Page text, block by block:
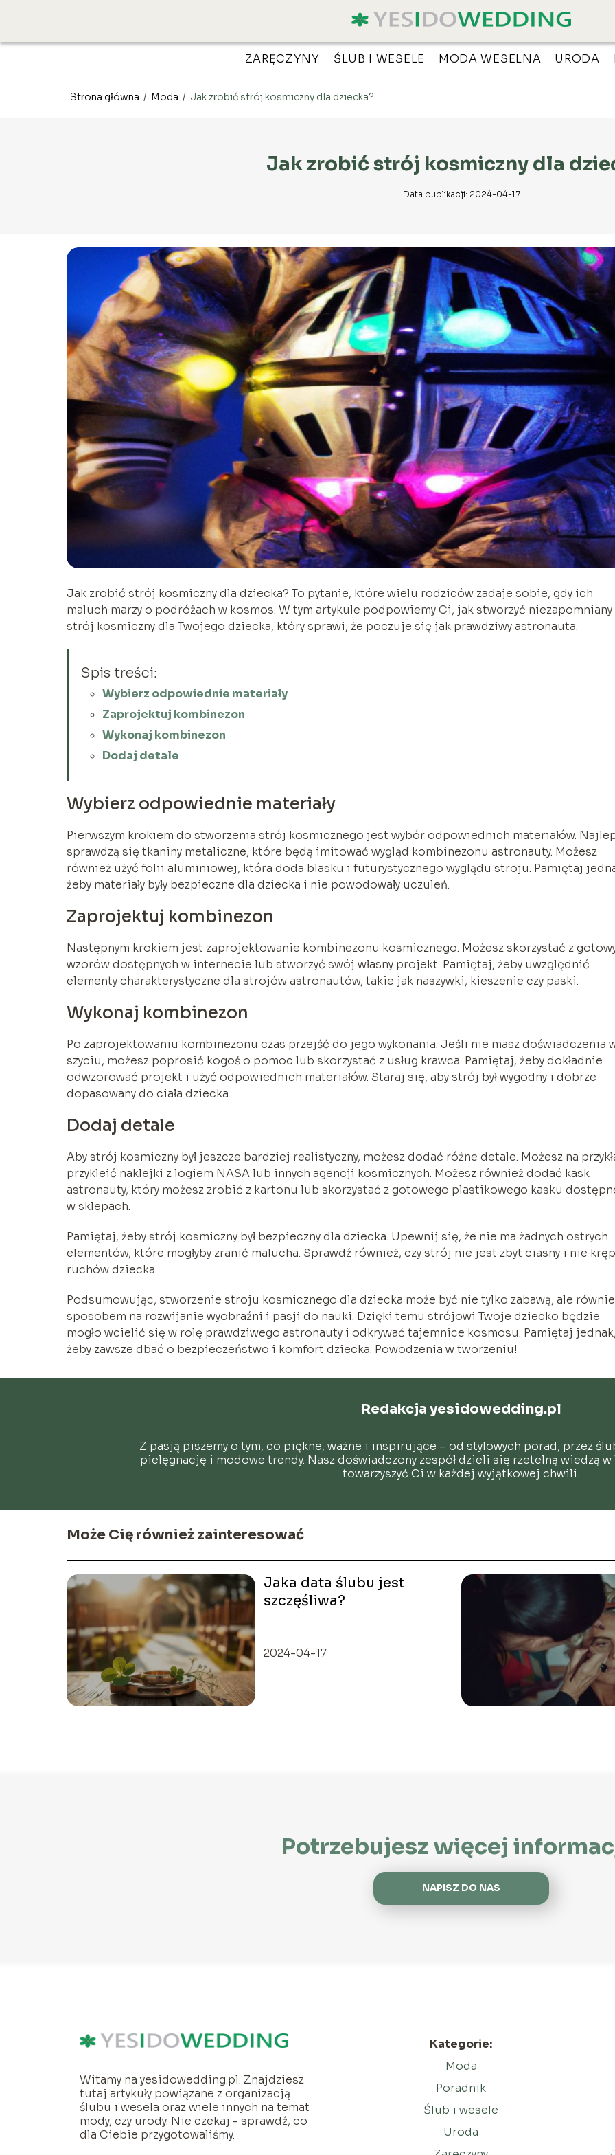
ZARĘCZYNY ŚLUB I WESELE MODA WESELNA URODA
Strona główna / Moda / Jak zrobić strój kosmiczny dla dziecka?
Jak zrobić strój kosmiczny dla
Data publikacji: 2024-04-17
Jak zrobić strój kosmiczny dla dziecka? To pytanie, które wielu rodziców zadaje sobie, gdy ich
maluch marzy o podróżach w kosmos. W tym artykule podpowiemy Ci, jak stworzyć niezapomniany
strój kosmiczny dla Twojego dziecka, który sprawi, że poczuje się jak prawdziwy astronauta.
Spis treści:
Wybierz odpowiednie materiały
Zaprojektuj kombinezon
Wykonaj kombinezon
Dodaj detale
Wybierz odpowiednie materiały
Pierwszym krokiem do stworzenia strój kosmicznego jest wybór odpowiednich materiałów.
sprawdzą się tkaniny metaliczne, które będą imitować wygląd kombinezonu astronauty. Możesz
również użyć folii aluminiowej, która doda blasku i futurystycznego wyglądu stroju. Pamiętaj
żeby materiały były bezpieczne dla dziecka i nie powodowały uczuleń.
Zaprojektuj kombinezon
Następnym krokiem jest zaprojektowanie kombinezonu kosmicznego. Możesz skorzystać z
wzorów dostępnych w internecie lub stworzyć swój własny projekt. Pamiętaj, żeby uwzględnić
elementy charakterystyczne dla strojów astronautów, takie jak naszywki, kieszenie czy paski.
Wykonaj kombinezon
Po zaprojektowaniu kombinezonu czas przejść do jego wykonania. Jeśli nie masz doświadczenia
szyciu, możesz poprosić kogoś o pomoc lub skorzystać z usług krawca. Pamiętaj, żeby dokładnie
odwzorować projekt i użyć odpowiednich materiałów. Staraj się, aby strój był wygodny i dobrze
dopasowany do ciała dziecka.
Dodaj detale
Aby strój kosmiczny był jeszcze bardziej realistyczny, możesz dodać różne detale. Możesz na
przykleić naklejki z logiem NASA lub innych agencji kosmicznych. Możesz również dodać kask
astronauty, który możesz zrobić z kartonu lub skorzystać z gotowego plastikowego kasku
w sklepach.
Pamiętaj, żeby strój kosmiczny był bezpieczny dla dziecka. Upewnij się, że nie ma żadnych ostrych
elementów, które mogłyby zranić malucha. Sprawdź również, czy strój nie jest zbyt ciasny i nie
ruchów dziecka.
Podsumowując, stworzenie stroju kosmicznego dla dziecka może być nie tylko zabawą, ale
sposobem na rozwijanie wyobraźni i pasji do nauki. Dzięki temu strójowi Twoje dziecko będzie
mogło wcielić się w rolę prawdziwego astronauty i odkrywać tajemnice kosmosu. Pamiętaj jednak,
żeby zawsze dbać o bezpieczeństwo i komfort dziecka. Powodzenia w tworzeniu!
Redakcja yesidowedding.pl
Z pasją piszemy o tym, co piękne, ważne i inspirujące – od stylowych porad, przez
pielęgnację i modowe trendy. Nasz doświadczony zespół dzieli się rzetelną wiedzą
towarzyszyć Ci w każdej wyjątkowej chwili.
Może Cię również zainteresować
Jaka data ślubu jest
szczęśliwa?
2024-04-17
Potrzebujesz więcej
NAPISZ DO NAS
Witamy na yesidowedding.pl. Znajdziesz
tutaj artykuły powiązane z organizacją
ślubu i wesela oraz wiele innych na temat
mody, czy urody. Nie czekaj - sprawdź, co
dla Ciebie przygotowaliśmy.
Kategorie:
Moda
Poradnik
Ślub i wesele
Uroda